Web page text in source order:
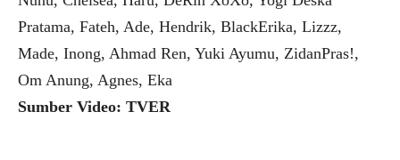
Pratama, Fateh, Ade, Hendrik, BlackErika, Lizzz,
Made, Inong, Ahmad Ren, Yuki Ayumu, ZidanPras!,
Om Anung, Agnes, Eka
Sumber Video: TVER